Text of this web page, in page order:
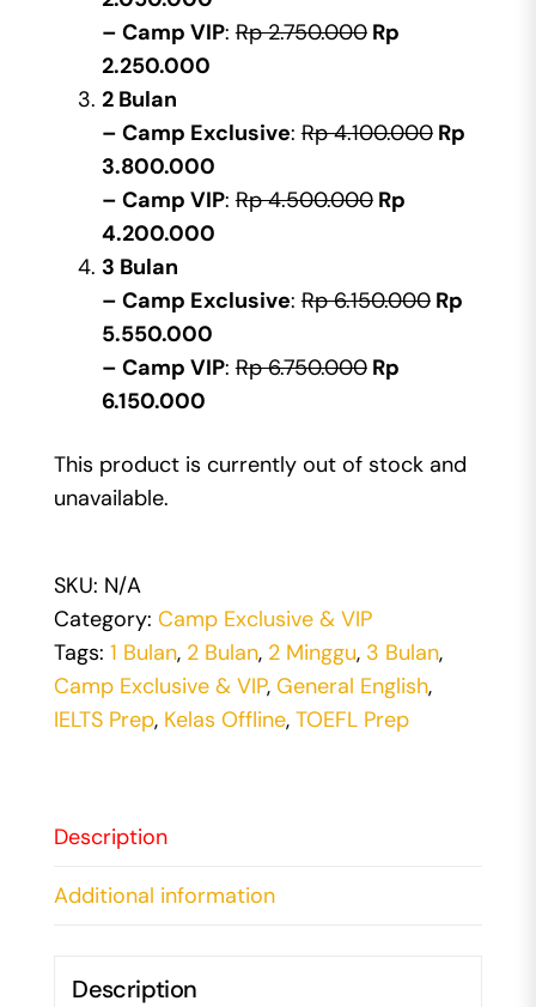
– Camp VIP:Rp 2.750.000Rp
2.250.000
2 Bulan
– Camp Exclusive:Rp 4.100.000Rp
3.800.000
– Camp VIP:Rp 4.500.000Rp
4.200.000
3 Bulan
– Camp Exclusive:Rp 6.150.000Rp
5.550.000
– Camp VIP:Rp 6.750.000Rp
6.150.000
This product is currently out of stock and
unavailable.
SKU: N/A
Category: Camp Exclusive & VIP
Tags: 1 Bulan, 2 Bulan, 2 Minggu, 3 Bulan,
Camp Exclusive & VIP, General English,
IELTS Prep, Kelas Offline, TOEFL Prep
Description
Additional information
Description